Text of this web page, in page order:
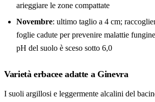
arieggiare le zone compattate
Novembre: ultimo taglio a 4 cm;
foglie cadute per prevenire malattie
pH del suolo è sceso sotto 6,0
Varietà erbacee adatte a Ginevra
I suoli argillosi e leggermente alcalini del